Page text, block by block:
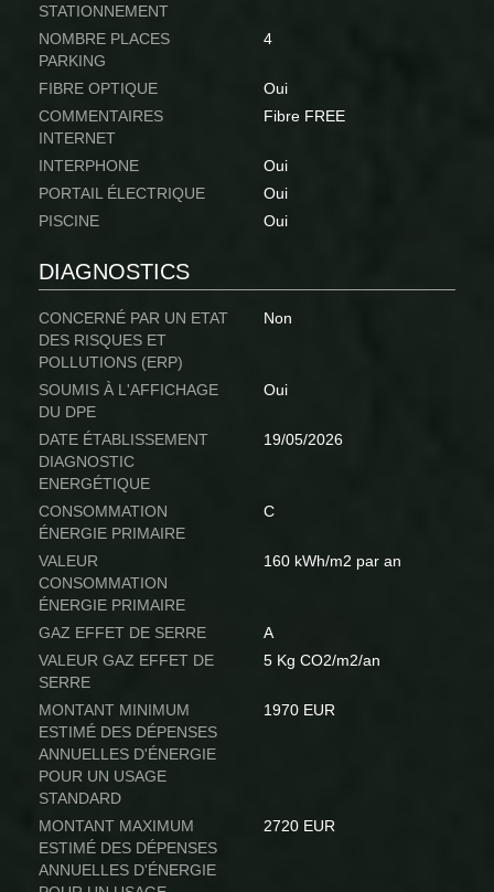
STATIONNEMENT
NOMBRE PLACES
PARKING
4
FIBRE OPTIQUE
Oui
COMMENTAIRES
INTERNET
Fibre FREE
INTERPHONE
Oui
PORTAIL ÉLECTRIQUE
Oui
PISCINE
Oui
DIAGNOSTICS
CONCERNÉ PAR UN ETAT
DES RISQUES ET
POLLUTIONS (ERP)
Non
SOUMIS À L'AFFICHAGE
DU DPE
Oui
DATE ÉTABLISSEMENT
DIAGNOSTIC
ENERGÉTIQUE
19/05/2026
CONSOMMATION
ÉNERGIE PRIMAIRE
C
VALEUR
CONSOMMATION
ÉNERGIE PRIMAIRE
160 kWh/m2 par an
GAZ EFFET DE SERRE
A
VALEUR GAZ EFFET DE
SERRE
5 Kg CO2/m2/an
MONTANT MINIMUM
ESTIMÉ DES DÉPENSES
ANNUELLES D'ÉNERGIE
POUR UN USAGE
STANDARD
1970 EUR
MONTANT MAXIMUM
ESTIMÉ DES DÉPENSES
ANNUELLES D'ÉNERGIE
2720 EUR